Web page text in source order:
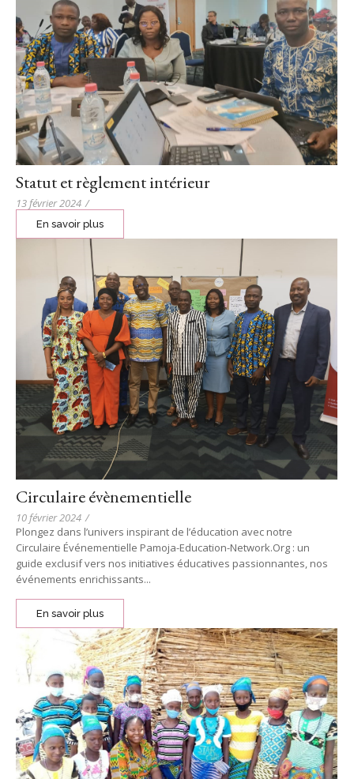
Statut et règlement intérieur
13 février 2024 /
En savoir plus
Circulaire évènementielle
10 février 2024 /
Plongez dans l’univers inspirant de l’éducation avec notre
Circulaire Événementielle Pamoja-Education-Network.Org : un
guide exclusif vers nos initiatives éducatives passionnantes, nos
événements enrichissants...
En savoir plus